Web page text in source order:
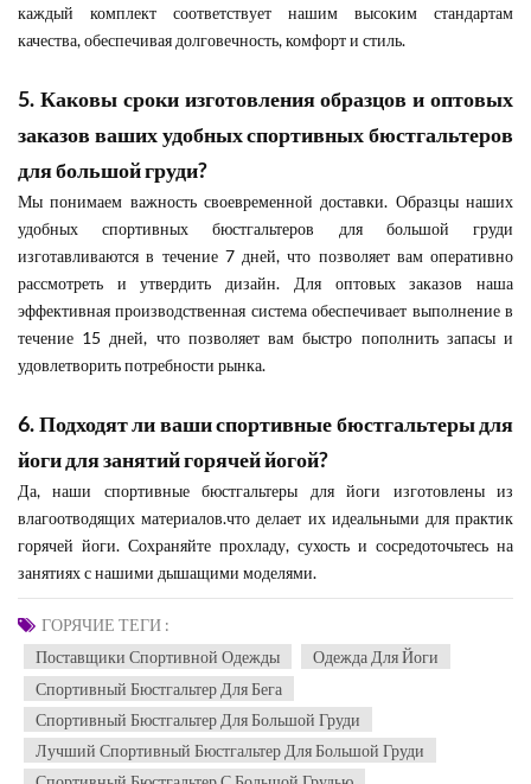
каждый комплект соответствует нашим высоким стандартам
качества, обеспечивая долговечность, комфорт и стиль.
5. Каковы сроки изготовления образцов и оптовых
заказов ваших удобных спортивных бюстгальтеров
для большой груди?
Мы понимаем важность своевременной доставки. Образцы наших
удобных спортивных бюстгальтеров для большой груди
изготавливаются в течение 7 дней, что позволяет вам оперативно
рассмотреть и утвердить дизайн. Для оптовых заказов наша
эффективная производственная система обеспечивает выполнение в
течение 15 дней, что позволяет вам быстро пополнить запасы и
удовлетворить потребности рынка.
6. Подходят ли ваши спортивные бюстгальтеры для
йоги для занятий горячей йогой?
Да, наши спортивные бюстгальтеры для йоги изготовлены из
влагоотводящих материалов.что делает их идеальными для практик
горячей йоги. Сохраняйте прохладу, сухость и сосредоточьтесь на
занятиях с нашими дышащими моделями.
ГОРЯЧИЕ ТЕГИ :
Поставщики Спортивной Одежды
Одежда Для Йоги
Спортивный Бюстгальтер Для Бега
Спортивный Бюстгальтер Для Большой Груди
Лучший Спортивный Бюстгальтер Для Большой Груди